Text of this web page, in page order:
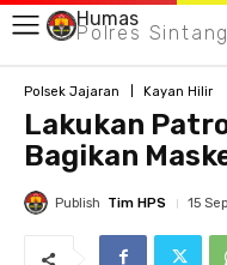
Humas
Polres Sintang
Polsek Jajaran Kayan Hilir
Lakukan
Bagikan
Publish Tim HPS 15